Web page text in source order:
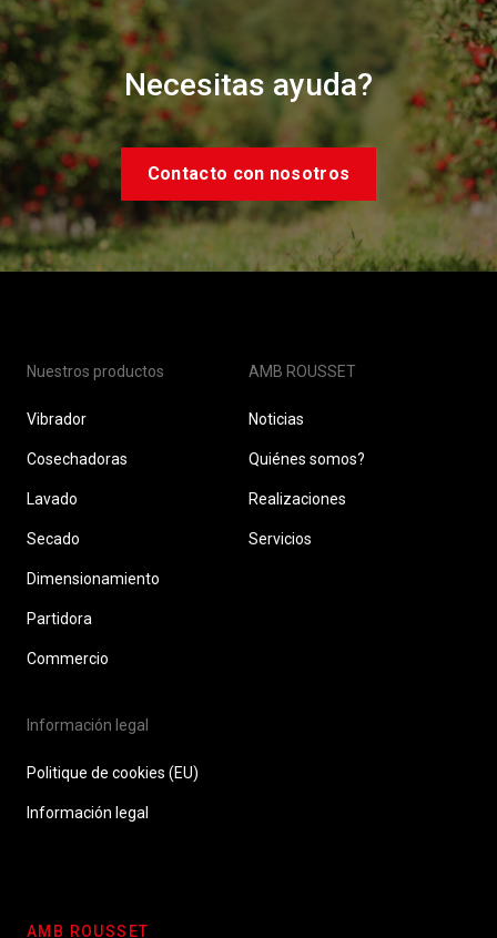
Necesitas ayuda?
Contacto con nosotros
Nuestros productos
Vibrador
Cosechadoras
Lavado
Secado
Dimensionamiento
Partidora
Commercio
AMB ROUSSET
Noticias
Quiénes somos?
Realizaciones
Servicios
Información legal
Politique de cookies (EU)
Información legal
AMB ROUSSET